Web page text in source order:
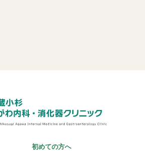
初めての方へ